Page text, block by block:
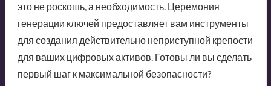
это не роскошь, а необходимость. Церемония
генерации ключей предоставляет вам инструменты
для создания действительно неприступной крепости
для ваших цифровых активов. Готовы ли вы сделать
первый шаг к максимальной безопасности?